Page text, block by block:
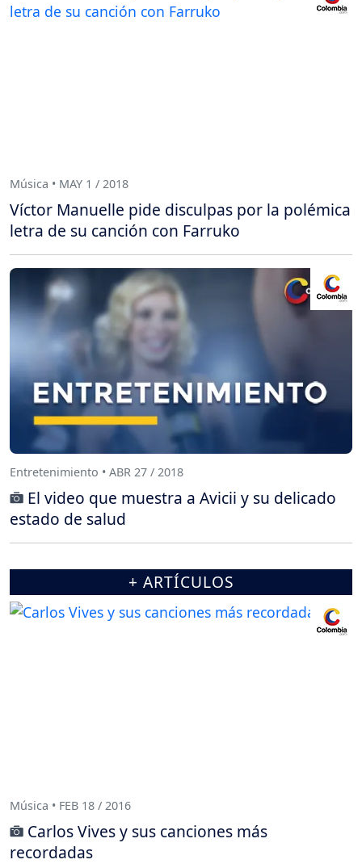
Música • MAY 1 / 2018
Víctor Manuelle pide disculpas por la polémica
letra de su canción con Farruko
Entretenimiento • ABR 27 / 2018
El video que muestra a Avicii y su delicado
estado de salud
+ ARTÍCULOS
Música • FEB 18 / 2016
Carlos Vives y sus canciones más
recordadas